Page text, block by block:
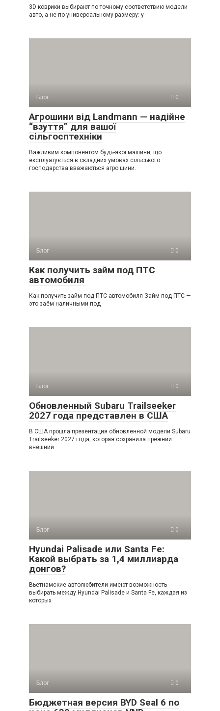
3D коврики выбирают по точному соответствию модели
авто, а не по универсальному размеру: у
Блог 0
Агрошини від Landmann — надійне
“взуття” для вашої
сільгосптехніки
Важливим компонентом будь-якої машини, що
експлуатується в складних умовах сільського
господарства вважаються агро шини.
Блог 0
Как получить займ под ПТС
автомобиля
Как получить займ под ПТС автомобиля Займ под ПТС —
это заём наличными под
Блог 0
Обновленный Subaru Trailseeker
2027 года представлен в США
В США прошла презентация обновленной модели Subaru
Trailseeker 2027 года, которая сохранила прежний
внешний
Блог 0
Hyundai Palisade или Santa Fe:
Какой выбрать за 1,4 миллиарда
донгов?
Вьетнамские автолюбители имеют возможность
выбирать между Hyundai Palisade и Santa Fe, каждая из
которых
Блог 0
Бюджетная версия BYD Seal 6 по